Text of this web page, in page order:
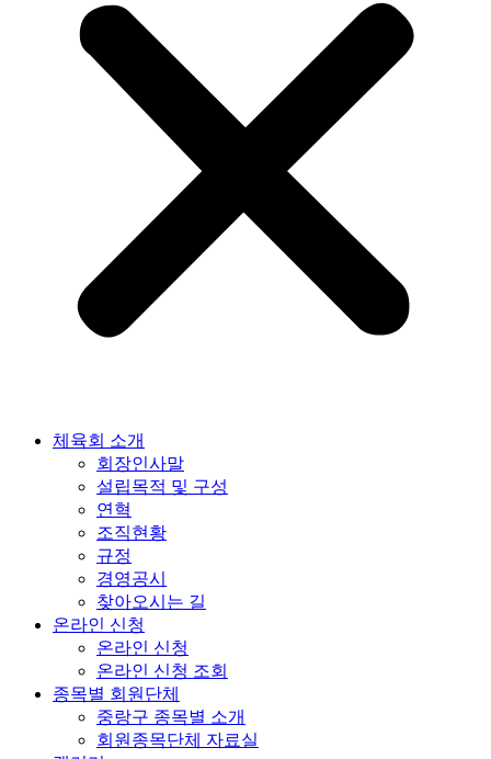
체육회 소개
회장인사말
설립목적 및 구성
연혁
조직현황
규정
경영공시
찾아오시는 길
온라인 신청
온라인 신청
온라인 신청 조회
종목별 회원단체
중랑구 종목별 소개
회원종목단체 자료실